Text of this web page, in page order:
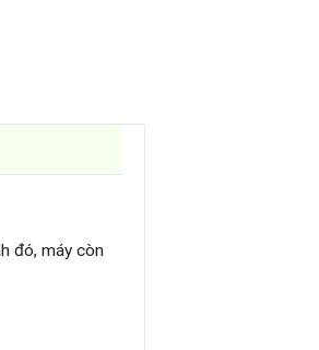
đó, máy còn